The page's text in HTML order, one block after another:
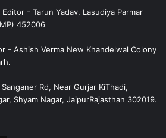
- Tarun Yadav, Lasudiya Parmar
452006
- Ashish Verma New Khandelwal Colony
Rd, Near Gurjar KiThadi,
Shyam Nagar, JaipurRajasthan 302019.